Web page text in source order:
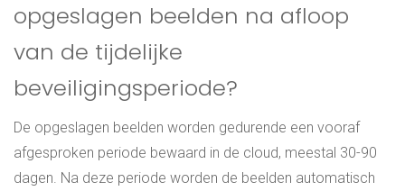
opgeslagen beelden na afloop
van de tijdelijke
beveiligingsperiode?
De opgeslagen beelden worden gedurende een vooraf
afgesproken periode bewaard in de cloud, meestal 30-90
dagen. Na deze periode worden de beelden automatisch